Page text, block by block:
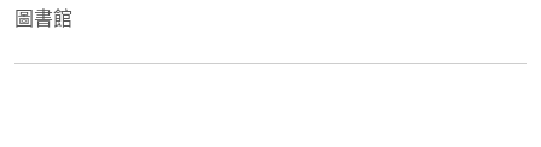
圖書館